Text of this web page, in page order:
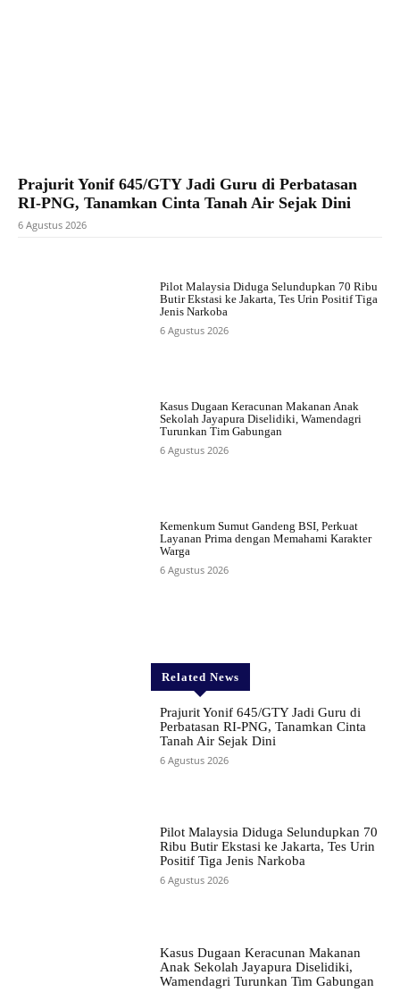
Prajurit Yonif 645/GTY Jadi Guru di Perbatasan
RI-PNG, Tanamkan Cinta Tanah Air Sejak Dini
6 Agustus 2026
Pilot Malaysia Diduga Selundupkan 70 Ribu
Butir Ekstasi ke Jakarta, Tes Urin Positif Tiga
Jenis Narkoba
6 Agustus 2026
Kasus Dugaan Keracunan Makanan Anak
Sekolah Jayapura Diselidiki, Wamendagri
Turunkan Tim Gabungan
6 Agustus 2026
Kemenkum Sumut Gandeng BSI, Perkuat
Layanan Prima dengan Memahami Karakter
Warga
6 Agustus 2026
Related News
Prajurit Yonif 645/GTY Jadi Guru di
Perbatasan RI-PNG, Tanamkan Cinta
Tanah Air Sejak Dini
6 Agustus 2026
Pilot Malaysia Diduga Selundupkan 70
Ribu Butir Ekstasi ke Jakarta, Tes Urin
Positif Tiga Jenis Narkoba
6 Agustus 2026
Kasus Dugaan Keracunan Makanan
Anak Sekolah Jayapura Diselidiki,
Wamendagri Turunkan Tim Gabungan